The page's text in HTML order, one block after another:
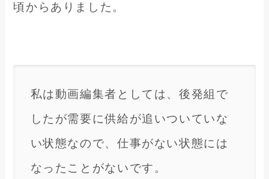
頃からありました。
私は動画編集者としては、後発組で
したが需要に供給が追いついていな
い状態なので、仕事がない状態には
なったことがないです。